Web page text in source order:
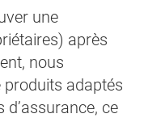
une
après
nous
adaptés
ce